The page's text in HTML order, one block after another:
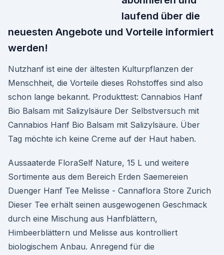
laufend über die
neuesten Angebote und Vorteile informiert
werden!
Nutzhanf ist eine der ältesten Kulturpflanzen der
Menschheit, die Vorteile dieses Rohstoffes sind also
schon lange bekannt. Produkttest: Cannabios Hanf
Bio Balsam mit Salizylsäure Der Selbstversuch mit
Cannabios Hanf Bio Balsam mit Salizylsäure. Über
Tag möchte ich keine Creme auf der Haut haben.
Aussaaterde FloraSelf Nature, 15 L und weitere
Sortimente aus dem Bereich Erden Saemereien
Duenger Hanf Tee Melisse - Cannaflora Store Zurich
Dieser Tee erhält seinen ausgewogenen Geschmack
durch eine Mischung aus Hanfblättern,
Himbeerblättern und Melisse aus kontrolliert
biologischem Anbau. Anregend für die